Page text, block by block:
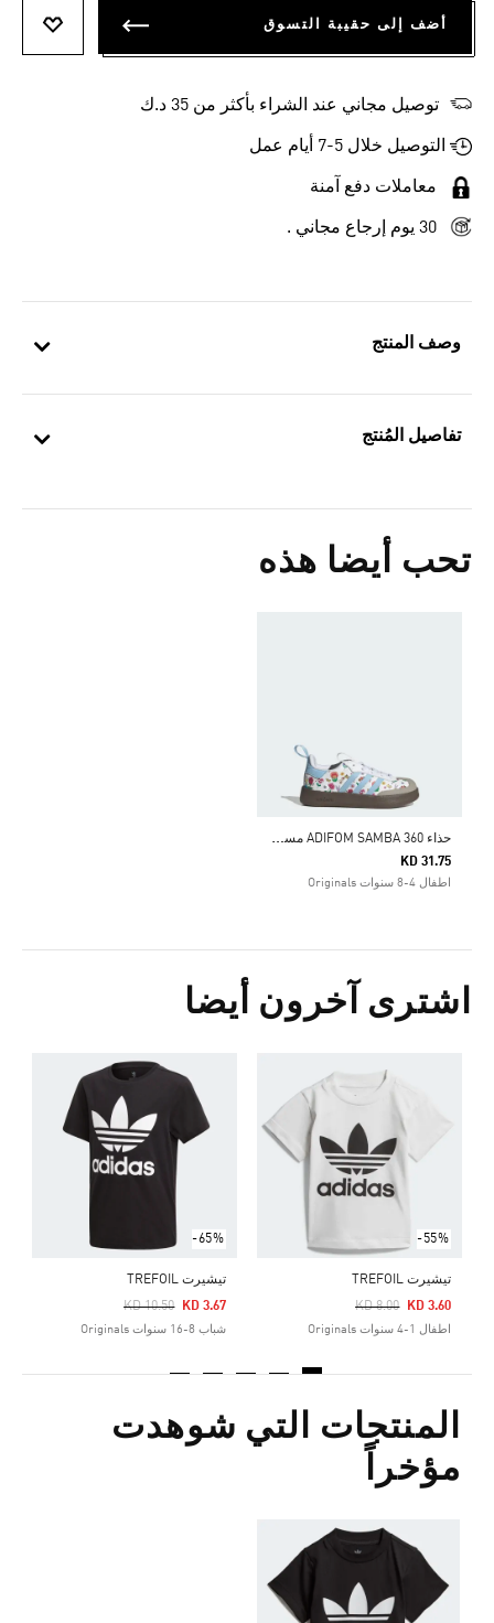
وصف المنتج
تفاصيل المُنتج
تحب أيضا هذه
ح
ذاء ADIFOM SAMBA 360 مستوحى من ديزني من أديداس
KD 31.75
اطفال 4-8 سنوات Originals
اشترى آخرون أيضا
-55%
تيشيرت TREFOIL
Price Reduced From
KD 8.00
To KD 3.60
اطفال 1-4 سنوات Originals
-65%
تيشيرت TREFOIL
Price Reduced From
KD 10.50
To KD 3.67
شباب 8-16 سنوات Originals
Price Reduced From
To
المنتجات التي شوهدت
مؤخراً
أضف إلى حقيبة التسوق
توصيل مجاني عند الشراء بأكثر من 35 د.ك
التوصيل خلال 5-7 أيام عمل
معاملات دفع آمنة